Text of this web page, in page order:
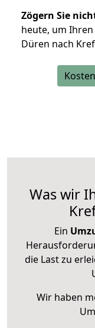
Zögern Sie
heute, um
Düren nach
Was wir
Ein
die Last zu
Wir haben